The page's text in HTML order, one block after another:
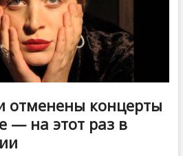
отменены концерты
— на этот раз в